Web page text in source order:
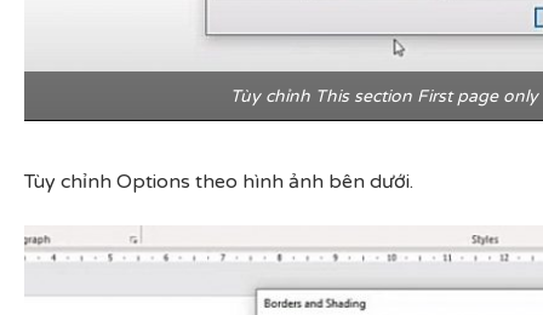
Tùy chỉnh This section First page
Tùy chỉnh Options theo hình ảnh bên dưới.